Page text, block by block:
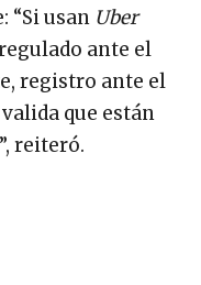
“Si usan Uber
ante el
registro ante el
que están
reiteró.